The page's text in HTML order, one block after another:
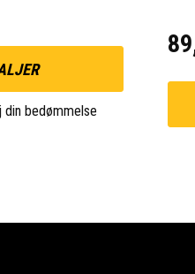
din bedømmelse